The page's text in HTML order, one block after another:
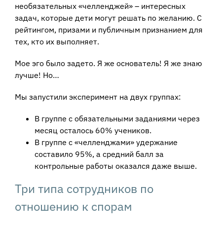
необязательных «челленджей» – интересных
задач, которые дети могут решать по желанию. С
рейтингом, призами и публичным признанием для
тех, кто их выполняет.
Мое эго было задето. Я же основатель! Я же знаю
лучше! Но…
Мы запустили эксперимент на двух группах:
В группе с обязательными заданиями через
месяц осталось 60% учеников.
В группе с «челленджами» удержание
составило 95%, а средний балл за
контрольные работы оказался даже выше.
Три типа сотрудников по
отношению к спорам